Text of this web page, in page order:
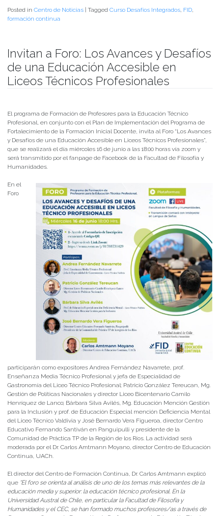
Posted in Centro de Noticias | Tagged Curso Desafíos Integrados FID
formación continua
Invitan a Foro: Los Avances y Desafíos
de una Educación Accesible en
Liceos Técnicos Profesionales
El programa de Formación de Profesores para la Educación Técnico
Profesional, en conjunto con el Plan de Implementación del Programa de
Fortalecimiento de la Formación Inicial Docente, invita al Foro “Los Avances
y Desafíos de una Educación Accesible en Liceos Técnicos Profesionales”,
que se realizará el día miércoles 16 de junio a las 18:00 horas vía zoom y
será transmitido por el fanpage de Facebook de la Facultad de Filosofía y
Humanidades.
En el
Foro
participarán como expositores Andrea Fernández Navarrete, prof.
Enseñanza Media Técnico Profesional y jefa de Especialidad de
Gastronomía del Liceo Técnico Profesional; Patricio González Tereucan, Mg.
Gestión de Políticas Nacionales y director Liceo Bicentenario Camilo
Henríquez de Lanco; Bárbara Silva Avilés, Mg. Educación Mención Gestión
para la Inclusión y prof. de Educación Especial mención Deficiencia Mental
del Liceo Técnico Valdivia y José Bernardo Vera Figueroa, director Centro
Educativo Fernando Santiván en Panguipulli y presidente de la
Comunidad de Práctica TP de la Región de los Ríos. La actividad será
moderada por el Dr. Carlos Amtmann Moyano, director Centro de Educación
Continua, UACh.
El director del Centro de Formación Continua, Dr. Carlos Amtmann explicó
que “El foro se orienta al análisis de uno de los temas más relevantes de la
educación media y superior: la educación técnico profesional. En la
Universidad Austral de Chile, en particular la Facultad de Filosofía y
Humanidades y el CEC, se han formado muchos profesores/as a través de